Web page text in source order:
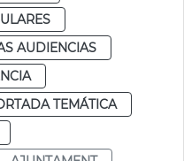
AUDIENCIAS
TEMÁTICA